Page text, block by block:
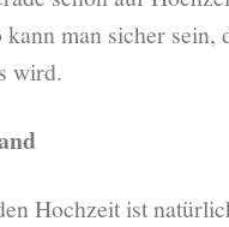
man sicher sein,
wird.
Hochzeit ist